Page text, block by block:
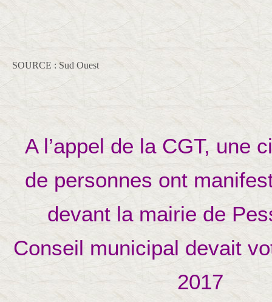
SOURCE : Sud Ouest
A l’appel de la CGT, une
de personnes ont
devant la mairie de
Conseil municipal devait
2017